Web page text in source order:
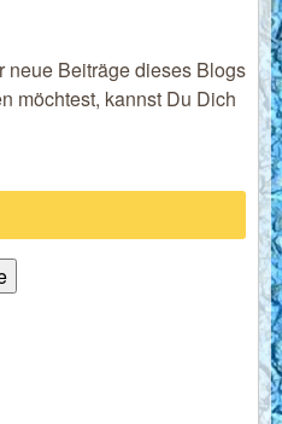
Beiträge dieses Blogs
möchtest, kannst Du Dich